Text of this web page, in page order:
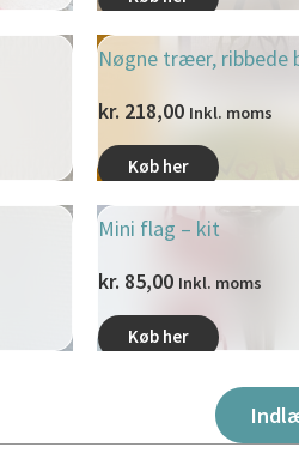
Nøgne træer, ribbede
kr. 218,00 Inkl. moms
Køb her
Mini flag – kit
kr. 85,00 Inkl. moms
Køb her